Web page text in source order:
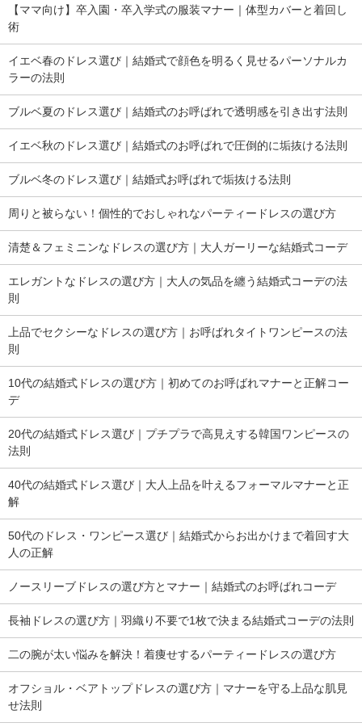
【ママ向け】卒入園・卒入学式の服装マナー｜体型カバーと着回し
術
イエベ春のドレス選び｜結婚式で顔色を明るく見せるパーソナルカ
ラーの法則
ブルベ夏のドレス選び｜結婚式のお呼ばれで透明感を引き出す法則
イエベ秋のドレス選び｜結婚式のお呼ばれで圧倒的に垢抜ける法則
ブルベ冬のドレス選び｜結婚式お呼ばれで垢抜ける法則
周りと被らない！個性的でおしゃれなパーティードレスの選び方
清楚＆フェミニンなドレスの選び方｜大人ガーリーな結婚式コーデ
エレガントなドレスの選び方｜大人の気品を纏う結婚式コーデの法
則
上品でセクシーなドレスの選び方｜お呼ばれタイトワンピースの法
則
10代の結婚式ドレスの選び方｜初めてのお呼ばれマナーと正解コー
デ
20代の結婚式ドレス選び｜プチプラで高見えする韓国ワンピースの
法則
40代の結婚式ドレス選び｜大人上品を叶えるフォーマルマナーと正
解
50代のドレス・ワンピース選び｜結婚式からお出かけまで着回す大
人の正解
ノースリーブドレスの選び方とマナー｜結婚式のお呼ばれコーデ
長袖ドレスの選び方｜羽織り不要で1枚で決まる結婚式コーデの法則
二の腕が太い悩みを解決！着痩せするパーティードレスの選び方
オフショル・ベアトップドレスの選び方｜マナーを守る上品な肌見
せ法則